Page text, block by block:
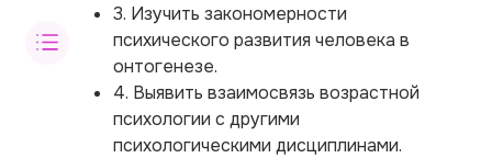
3. Изучить закономерности
психического развития человека в
онтогенезе.
4. Выявить взаимосвязь возрастной
психологии с другими
психологическими дисциплинами.